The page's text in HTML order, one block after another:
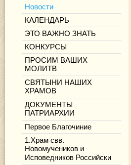
Новости
КАЛЕНДАРЬ
ЭТО ВАЖНО ЗНАТЬ
КОНКУРСЫ
ПРОСИМ ВАШИХ
МОЛИТВ
СВЯТЫНИ НАШИХ
ХРАМОВ
ДОКУМЕНТЫ
ПАТРИАРХИИ
Первое Благочиние
1.Храм свв.
Новомучеников и
Исповедников Российски